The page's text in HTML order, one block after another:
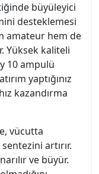
büyüleyici
desteklemesi
amateur hem de
Yüksek kaliteli
10 ampulü
yaptığınız
kazandırma
vücutta
artırır.
ve büyür.